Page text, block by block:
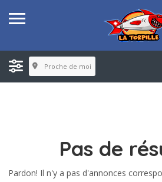
Proche de moi
Pas de
Pardon! Il n'y a pas d'annonces